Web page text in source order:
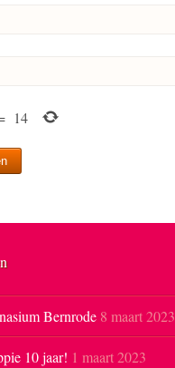
14
Bernrode 8 maart 2023
10 jaar! 1 maart 2023